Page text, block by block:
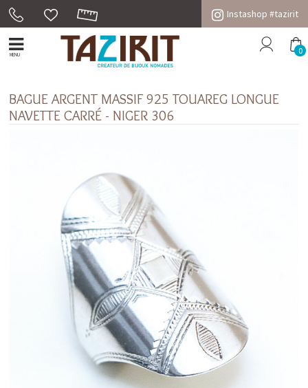
Instashop #tazirit
MENU 0
BAGUE ARGENT MASSIF 925 TOUAREG LONGUE
NAVETTE CARRÉ - NIGER 306